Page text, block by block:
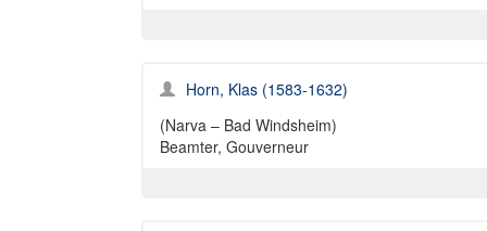
Horn, Klas (1583-1632)
(Narva – Bad Windsheim)
Beamter, Gouverneur